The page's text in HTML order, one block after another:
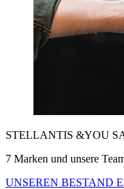
STELLANTIS &YOU
7 Marken und unsere
UNSEREN BESTAND